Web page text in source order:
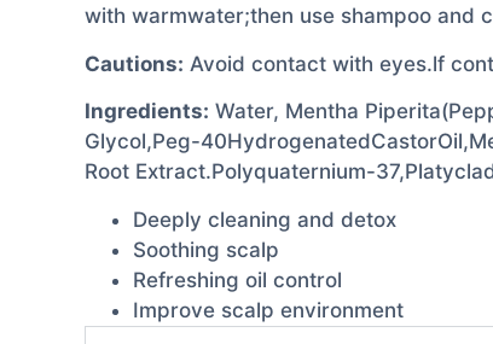
with warmwater;then use shampoo and
Cautions: Avoid contact with eyes.lf
Ingredients: Water, Mentha
Glycol,Peg-
Root Extract.Polyquaternium-
Deeply cleaning and detox
Soothing scalp
Refreshing oil control
Improve scalp environment